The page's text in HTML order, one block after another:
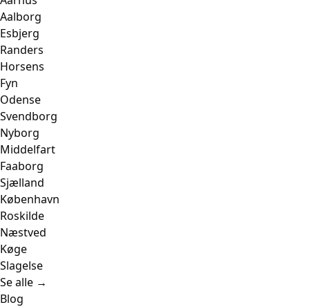
Aalborg
Esbjerg
Randers
Horsens
Fyn
Odense
Svendborg
Nyborg
Middelfart
Faaborg
Sjælland
København
Roskilde
Næstved
Køge
Slagelse
Se alle →
Blog